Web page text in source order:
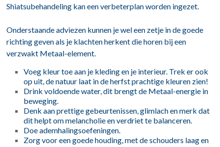
Shiatsubehandeling kan een verbeterplan worden ingezet.
Onderstaande adviezen kunnen je wel een zetje in de goede
richting geven als je klachten herkent die horen bij een
verzwakt Metaal-element.
Voeg kleur toe aan je kleding en je interieur. Trek er ook
op uit, de natuur laat in de herfst prachtige kleuren zien!
Drink voldoende water, dit brengt de Metaal-energie in
beweging.
Denk aan prettige gebeurtenissen, glimlach en merk dat
dit helpt om melancholie en verdriet te balanceren.
Doe ademhalingsoefeningen.
Zorg voor een goede houding, met de schouders laag en